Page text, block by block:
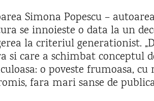
Simona Popescu –
se innoieste o data la un
la criteriul generationist.
si care a schimbat conceptul
o poveste frumoasa,
fara mari sanse de